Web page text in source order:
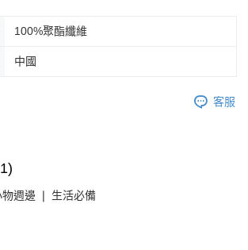
100%聚酯纖維
中國
客服
物週邊 ❘ 生活必備